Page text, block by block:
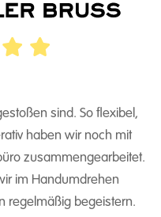
sind. So flexibel,
haben wir noch mit
zusammengearbeitet.
im Handumdrehen
regelmäßig begeistern.